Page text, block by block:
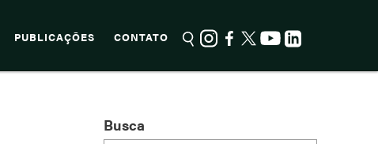
PUBLICAÇÕES CONTATO
Busca